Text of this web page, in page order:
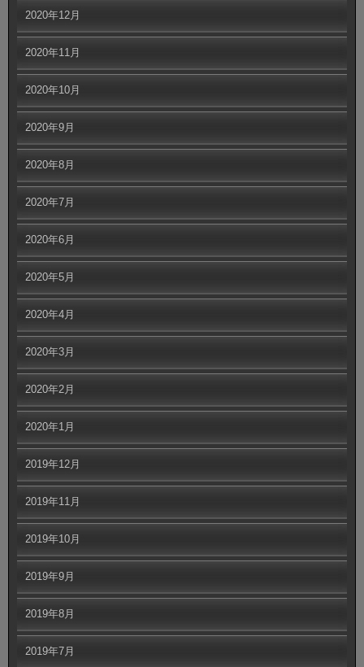
2020年12月
2020年11月
2020年10月
2020年9月
2020年8月
2020年7月
2020年6月
2020年5月
2020年4月
2020年3月
2020年2月
2020年1月
2019年12月
2019年11月
2019年10月
2019年9月
2019年8月
2019年7月